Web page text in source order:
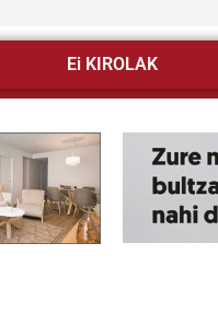
Ei KIROLAK